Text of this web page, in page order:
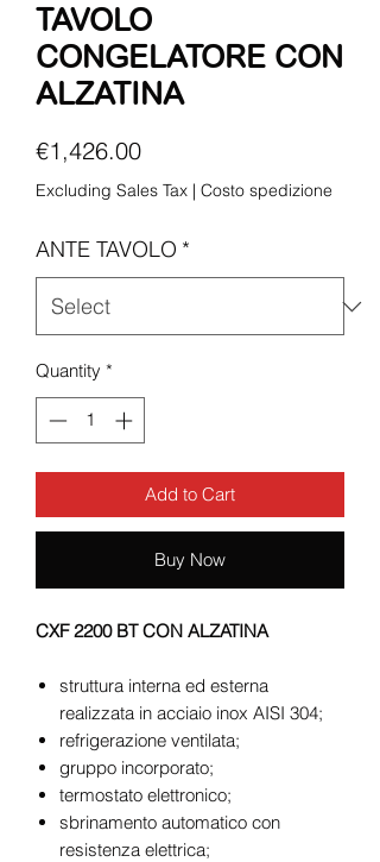
TAVOLO
CONGELATORE CON
ALZATINA
€1,426.00Price
Excluding Sales Tax | Costo spedizione
ANTE TAVOLO *
Quantity *
Add to Cart
Buy Now
CXF 2200 BT CON ALZATINA
struttura interna ed esterna
realizzata in acciaio inox AISI 304;
refrigerazione ventilata;
gruppo incorporato;
termostato elettronico;
sbrinamento automatico con
resistenza elettrica;